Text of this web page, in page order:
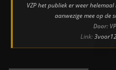
VZP het publiek er weer
aanwezige mee op de
Door:
Link: